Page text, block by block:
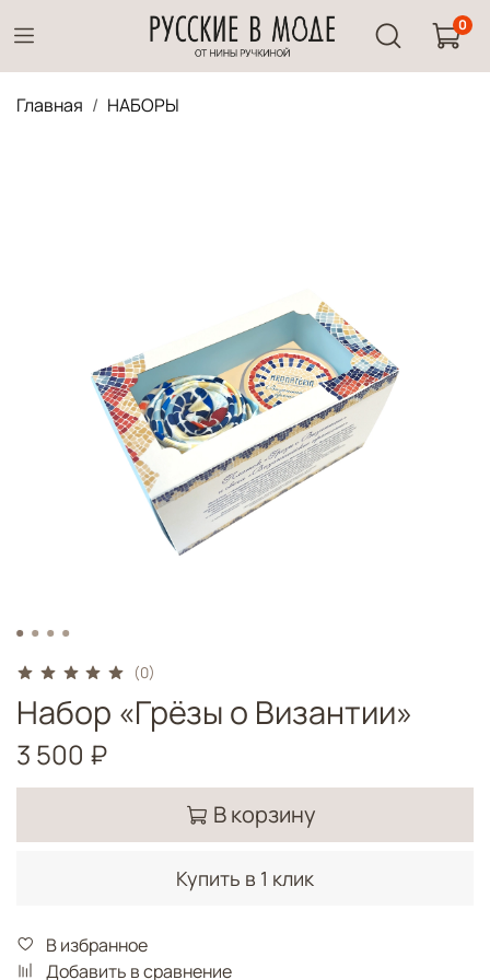
0
Главная НАБОРЫ
(0)
Набор «Грёзы о Византии»
3 500 ₽
В корзину
Купить в 1 клик
В избранное
Добавить в сравнение